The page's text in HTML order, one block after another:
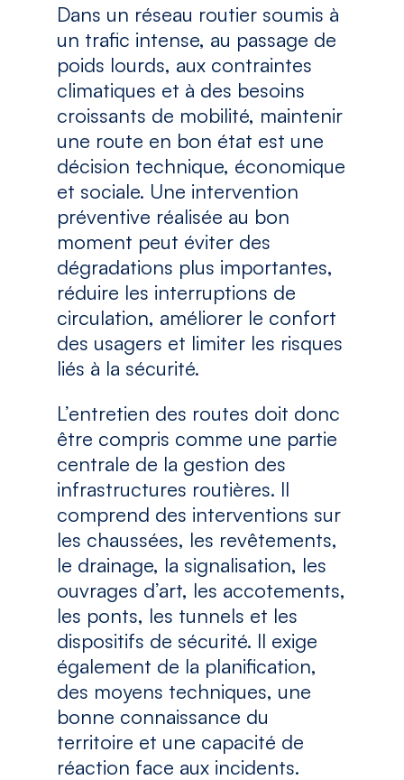
Dans un réseau routier soumis à
un trafic intense, au passage de
poids lourds, aux contraintes
climatiques et à des besoins
croissants de mobilité, maintenir
une route en bon état est une
décision technique, économique
et sociale. Une intervention
préventive réalisée au bon
moment peut éviter des
dégradations plus importantes,
réduire les interruptions de
circulation, améliorer le confort
des usagers et limiter les risques
liés à la sécurité.
L’entretien des routes doit donc
être compris comme une partie
centrale de la gestion des
infrastructures routières. Il
comprend des interventions sur
les chaussées, les revêtements,
le drainage, la signalisation, les
ouvrages d’art, les accotements,
les ponts, les tunnels et les
dispositifs de sécurité. Il exige
également de la planification,
des moyens techniques, une
bonne connaissance du
territoire et une capacité de
réaction face aux incidents.